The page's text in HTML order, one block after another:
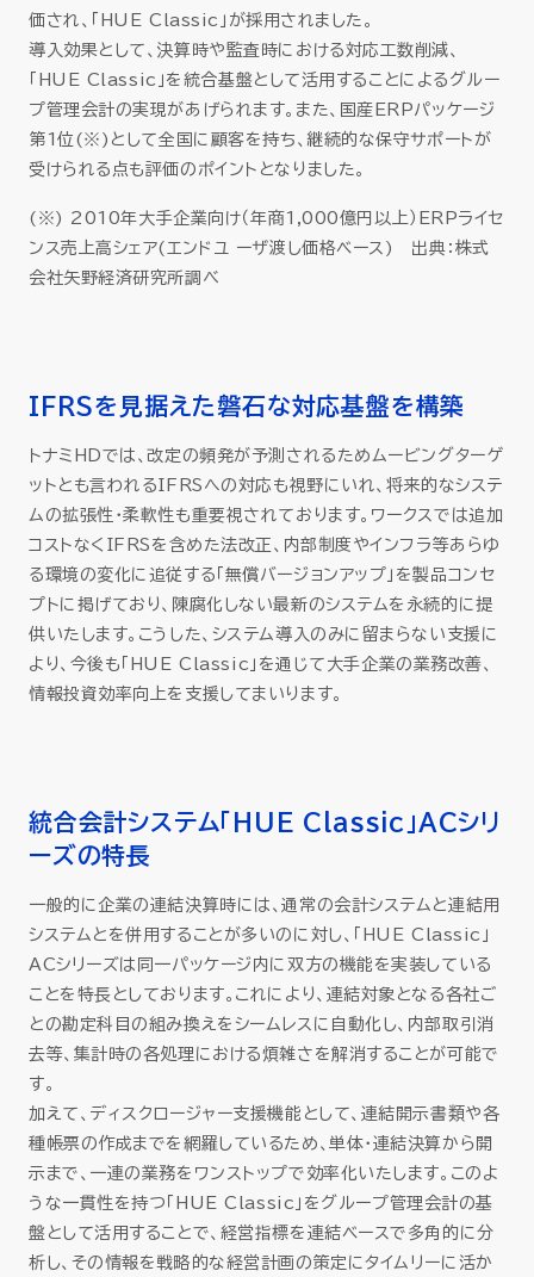
価され、「HUE Classic」が採用されました。
導入効果として、決算時や監査時における対応工数削減、
「HUE Classic」を統合基盤として活用することによるグルー
プ管理会計の実現があげられます。また、国産ERPパッケージ
第1位(※)として全国に顧客を持ち、継続的な保守サポートが
受けられる点も評価のポイントとなりました。
(※) 2010年大手企業向け（年商1,000億円以上）ERPライセ
ンス売上高シェア(エンドユ ーザ渡し価格ベース) 出典：株式
会社矢野経済研究所調べ
IFRSを見据えた磐石な対応基盤を構築
トナミHDでは、改定の頻発が予測されるためムービングターゲ
ットとも言われるIFRSへの対応も視野にいれ、将来的なシステ
ムの拡張性・柔軟性も重要視されております。ワークスでは追加
コストなくIFRSを含めた法改正、内部制度やインフラ等あらゆ
る環境の変化に追従する「無償バージョンアップ」を製品コンセ
プトに掲げており、陳腐化しない最新のシステムを永続的に提
供いたします。こうした、システム導入のみに留まらない支援に
より、今後も「HUE Classic」を通じて大手企業の業務改善、
情報投資効率向上を支援してまいります。
統合会計システム「HUE Classic」ACシリ
ーズの特長
一般的に企業の連結決算時には、通常の会計システムと連結用
システムとを併用することが多いのに対し、「HUE Classic」
ACシリーズは同一パッケージ内に双方の機能を実装している
ことを特長としております。これにより、連結対象となる各社ご
との勘定科目の組み換えをシームレスに自動化し、内部取引消
去等、集計時の各処理における煩雑さを解消することが可能で
す。
加えて、ディスクロージャー支援機能として、連結開示書類や各
種帳票の作成までを網羅しているため、単体・連結決算から開
示まで、一連の業務をワンストップで効率化いたします。このよ
うな一貫性を持つ「HUE Classic」をグループ管理会計の基
盤として活用することで、経営指標を連結ベースで多角的に分
析し、その情報を戦略的な経営計画の策定にタイムリーに活か